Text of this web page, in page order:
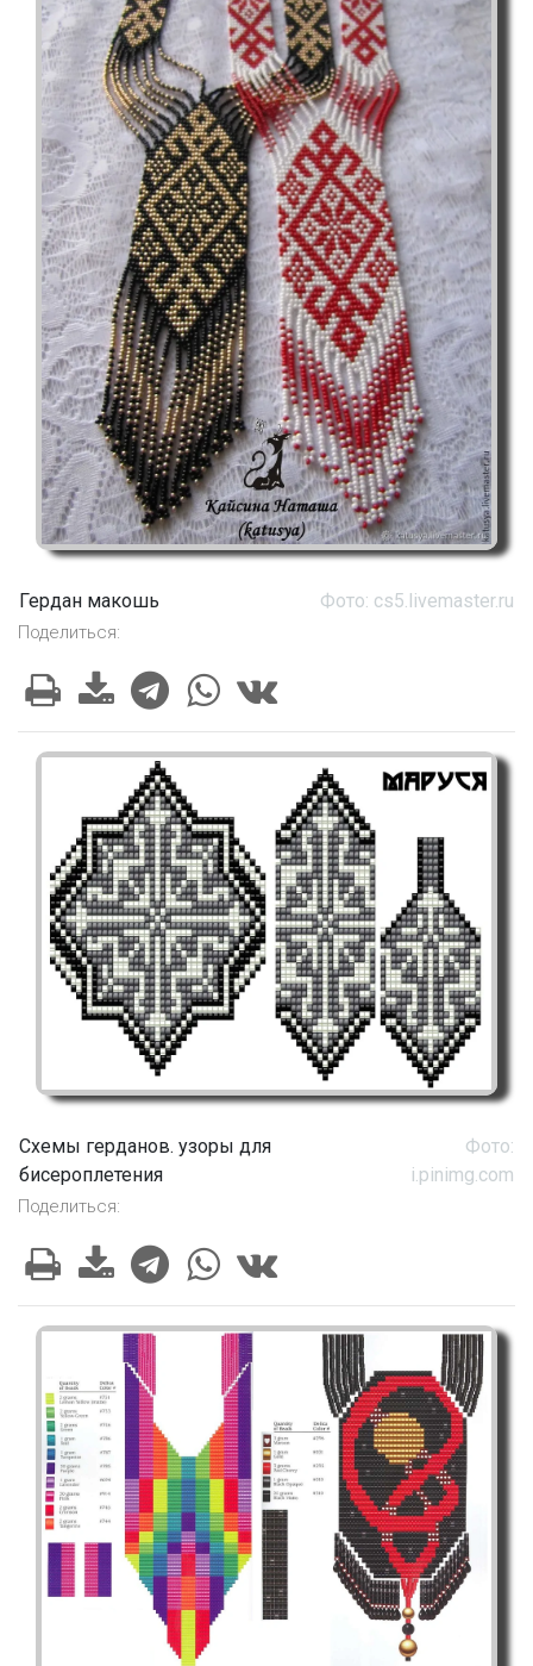
Гердан макошь Фото: cs5.livemaster.ru
Поделиться:
Схемы герданов. узоры для
бисероплетения
Фото:
i.pinimg.com
Поделиться: